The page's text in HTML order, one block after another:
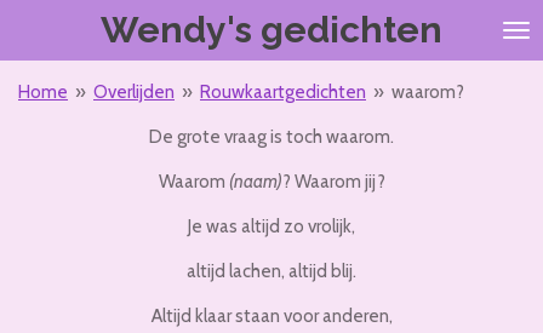
de
Wendy's gedichten
Home » Overlijden » Rouwkaartgedichten » waarom?
De grote vraag is toch waarom.
Waarom (naam)? Waarom jij?
Je was altijd zo vrolijk,
altijd lachen, altijd blij.
Altijd klaar staan voor anderen,